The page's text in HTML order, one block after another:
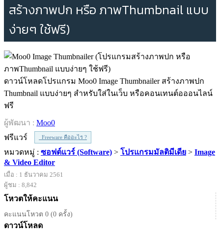
สร้างภาพปก หรือ ภาพThumbnail แบบ
ง่ายๆ ใช้ฟรี)
ดาวน์โหลดโปรแกรม Moo0 Image Thumbnailer สร้างภาพปก
Thumbnail แบบง่ายๆ สำหรับใส่ในเว็บ หรือคอนเทนต์อออนไลน์
ฟรี
ผู้พัฒนา : Moo0
ฟรีแวร์
Freeware คืออะไร ?
หมวดหมู่ : ซอฟต์แวร์ (Software) > โปรแกรมมัลติมีเดีย > Image
& Video Editor
เมื่อ : 1 ธันวาคม 2561
ผู้ชม : 8,842
โหวตให้คะแนน
คะแนนโหวต 0 (0 ครั้ง)
ดาวน์โหลด